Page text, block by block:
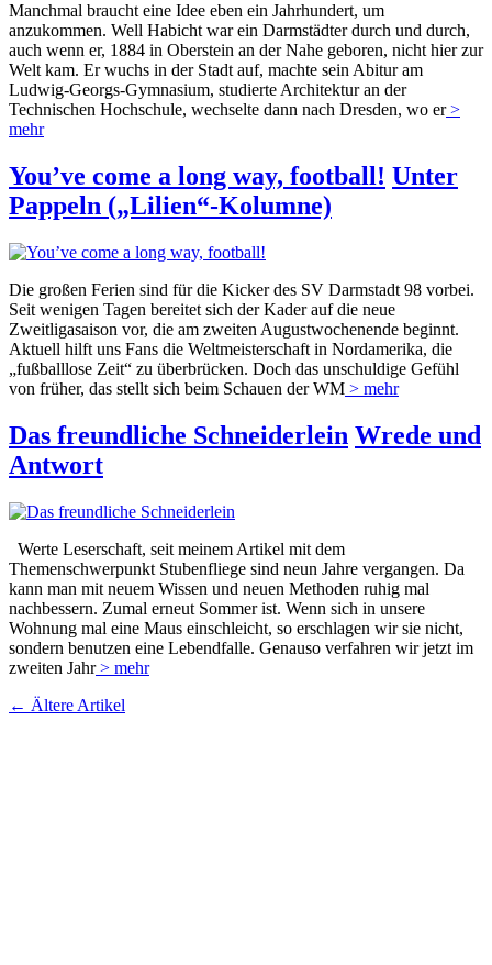
Manchmal braucht eine Idee eben ein Jahrhundert, um
anzukommen. Well Habicht war ein Darmstädter durch und durch,
auch wenn er, 1884 in Oberstein an der Nahe geboren, nicht hier zur
Welt kam. Er wuchs in der Stadt auf, machte sein Abitur am
Ludwig-Georgs-Gymnasium, studierte Architektur an der
Technischen Hochschule, wechselte dann nach Dresden, wo er>
mehr
You’ve come a long way, football! Unter
Pappeln („Lilien“-Kolumne)
Die großen Ferien sind für die Kicker des SV Darmstadt 98 vorbei.
Seit wenigen Tagen bereitet sich der Kader auf die neue
Zweitligasaison vor, die am zweiten Augustwochenende beginnt.
Aktuell hilft uns Fans die Weltmeisterschaft in Nordamerika, die
„fußballlose Zeit“ zu überbrücken. Doch das unschuldige Gefühl
von früher, das stellt sich beim Schauen der WM > mehr
Das freundliche Schneiderlein Wrede und
Antwort
Werte Leserschaft, seit meinem Artikel mit dem
Themenschwerpunkt Stubenfliege sind neun Jahre vergangen. Da
kann man mit neuem Wissen und neuen Methoden ruhig mal
nachbessern. Zumal erneut Sommer ist. Wenn sich in unsere
Wohnung mal eine Maus einschleicht, so erschlagen wir sie nicht,
sondern benutzen eine Lebendfalle. Genauso verfahren wir jetzt im
zweiten Jahr> mehr
← Ältere Artikel